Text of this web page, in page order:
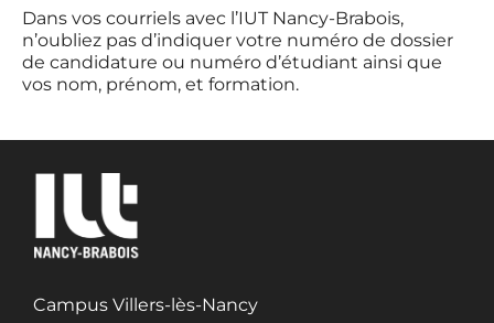
Dans vos courriels avec l’IUT Nancy-Brabois,
n’oubliez pas d’indiquer votre numéro de dossier
de candidature ou numéro d’étudiant ainsi que
vos nom, prénom, et formation.
Campus Villers-lès-Nancy